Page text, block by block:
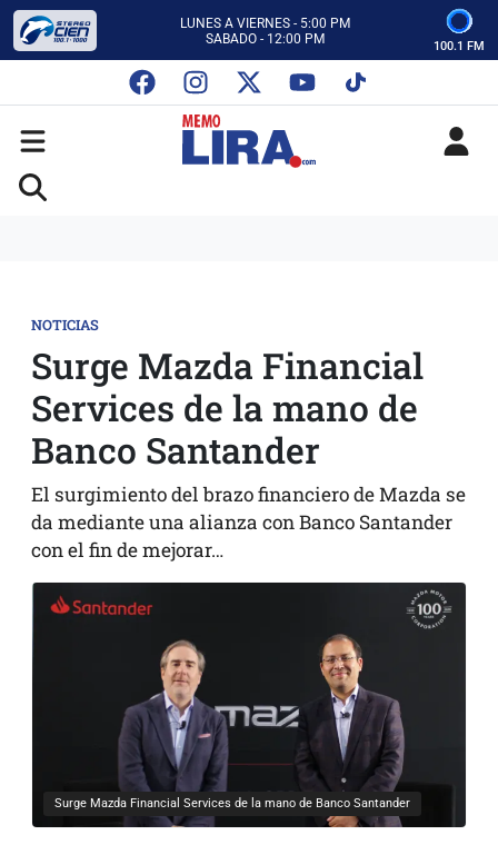
LUNES A VIERNES - 5:00 PM
SABADO - 12:00 PM
CON MEMO LIRA Y SU EQUIPO
LUNES A VIERNES - 5:00 PM
SABADO - 12:00 PM
100.1 FM
NOTICIAS
Surge Mazda Financial
Services de la mano de
Banco Santander
El surgimiento del brazo financiero de Mazda se
da mediante una alianza con Banco Santander
con el fin de mejorar…
Surge Mazda Financial Services de la mano de Banco Santander